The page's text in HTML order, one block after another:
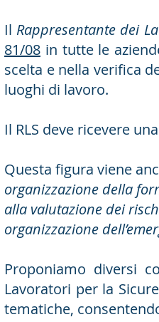
Il Rappresentante dei
81/08 in tutte le
scelta e nella verifica
luoghi di lavoro.
Il RLS deve ricevere
Questa figura viene
organizzazione della
alla valutazione dei
organizzazione
Proponiamo diversi
Lavoratori per la
tematiche,